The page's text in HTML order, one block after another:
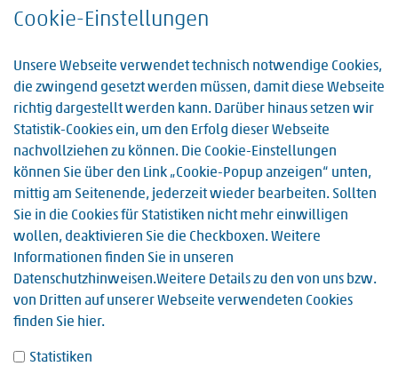
Cookie-Einstellungen
Unsere Webseite verwendet technisch notwendige Cookies,
die zwingend gesetzt werden müssen, damit diese Webseite
richtig dargestellt werden kann. Darüber hinaus setzen wir
Statistik-Cookies ein, um den Erfolg dieser Webseite
nachvollziehen zu können. Die Cookie-Einstellungen
können Sie über den Link „Cookie-Popup anzeigen“ unten,
mittig am Seitenende, jederzeit wieder bearbeiten. Sollten
Sie in die Cookies für Statistiken nicht mehr einwilligen
wollen, deaktivieren Sie die Checkboxen. Weitere
Informationen finden Sie in unseren
Datenschutzhinweisen.Weitere Details zu den von uns bzw.
von Dritten auf unserer Webseite verwendeten Cookies
finden Sie hier.
Statistiken